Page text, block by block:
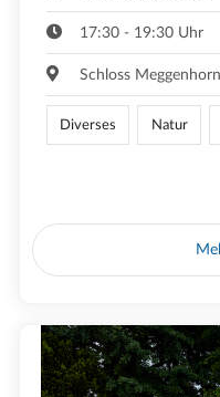
17:30 - 19:30 Uhr
Schloss Meggenhorn
Diverses Natur